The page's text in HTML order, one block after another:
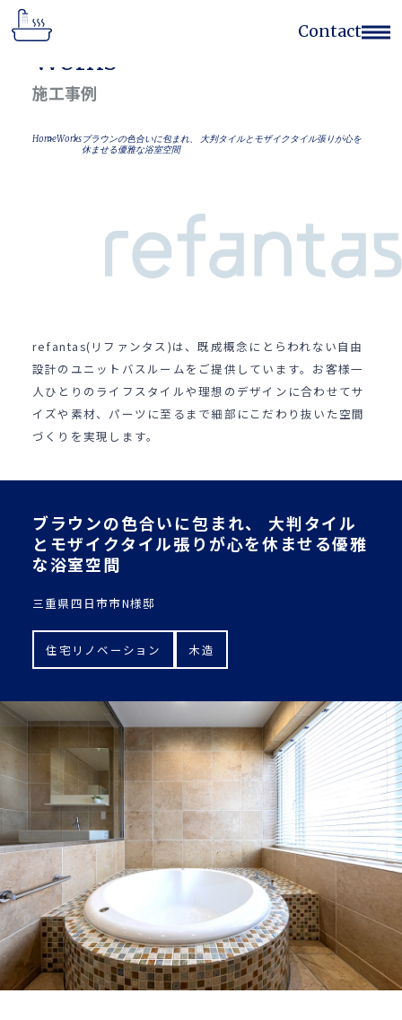
Contact
Home
Works
Concept
Contact Form
サイトのご利用個人情報の取扱
Works
施工事例
HomeWorksブラウンの色合いに包まれ、 大判タイルとモザイクタイル張りが心を
休ませる優雅な浴室空間
refantas(リファンタス)は、既成概念にとらわれない自由
設計のユニットバスルームをご提供しています。お客様一
人ひとりのライフスタイルや理想のデザインに合わせてサ
イズや素材、パーツに至るまで細部にこだわり抜いた空間
づくりを実現します。
ブラウンの色合いに包まれ、 大判タイル
とモザイクタイル張りが心を休ませる優雅
な浴室空間
三重県四日市市N様邸
住宅リノベーション 木造